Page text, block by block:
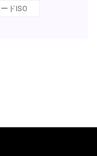
ドISO